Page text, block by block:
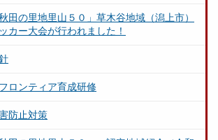
田の里地里山５０」草木谷地域（潟上市）
カー大会が行われました！
ロンティア育成研修
防止対策